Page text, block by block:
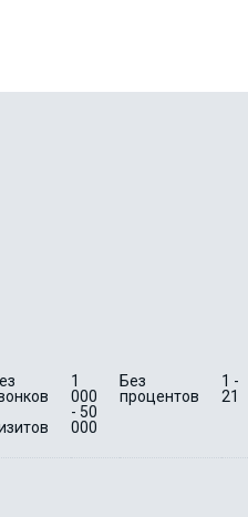
1
000
- 50
000
Без
процентов
1 -
21